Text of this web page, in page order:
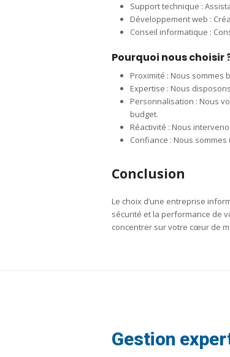
Support technique :
Développement web :
Conseil informatique :
Pourquoi nous choisir
Proximité : Nous sommes
Expertise : Nous
Personnalisation : Nous
budget.
Réactivité : Nous
Confiance : Nous
Conclusion
Le choix d’une entreprise
sécurité et la performance de
concentrer sur votre cœur de
Gestion